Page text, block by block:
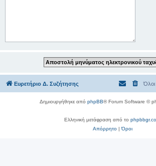
Ευρετήριο Δ. Συζήτησης Όλοι
Δημιουργήθηκε από phpBB® Forum Software ©
Ελληνική μετάφραση από το
Απόρρητο|Όροι